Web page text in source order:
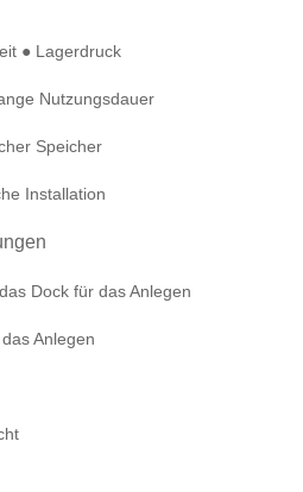
● Lagerdruck
Nutzungsdauer
Speicher
Installation
Dock für das Anlegen
Anlegen